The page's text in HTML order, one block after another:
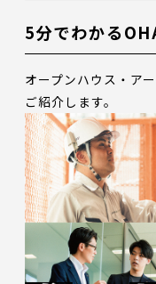
5分でわかる
オープンハウス・ア
ご紹介します。